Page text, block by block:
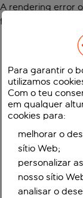
A rendering error
function
Para garantir o
utilizamos
Com o teu
em qualquer
cookies para:
melhorar o
sítio Web;
personalizar
nosso sítio
analisar o